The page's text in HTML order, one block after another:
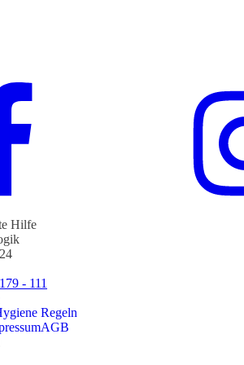
Hilfe
- 111
Regeln
AGB